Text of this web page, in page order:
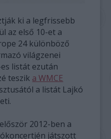
ki a legfrissebb
az első 10-et a
24 különböző
világzenei
listát ezután
teszik a WMCE
a listát Lajkó
2012-ben a
játszott